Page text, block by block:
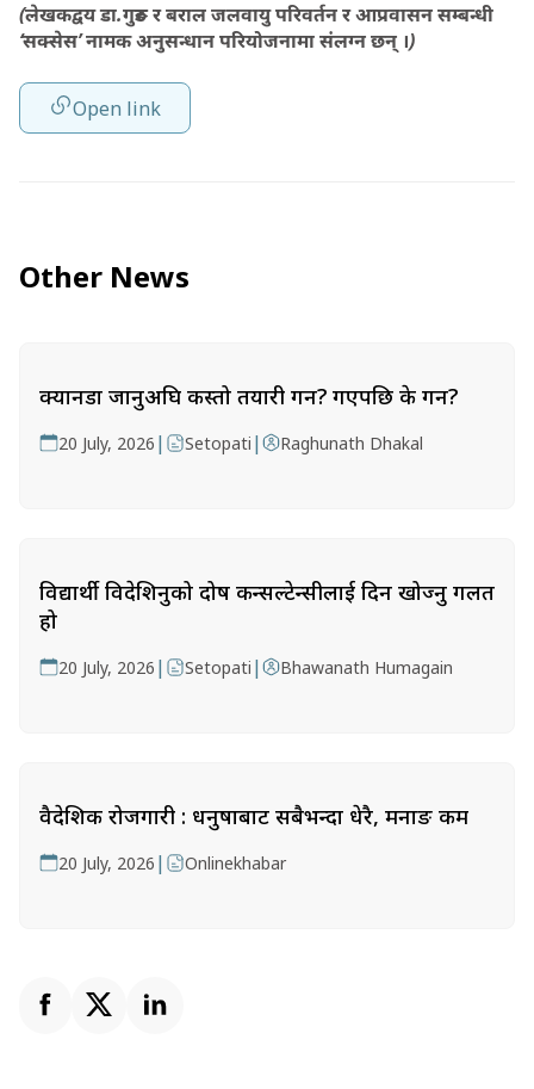
(लेखकद्वय डा.गुरुङ र बराल जलवायु परिवर्तन र आप्रवासन सम्बन्धी
‘सक्सेस’ नामक अनुसन्धान परियोजनामा संलग्न छन् ।)
Open link
Other News
क्यानडा जानुअघि कस्तो तयारी गर्ने? गएपछि के गर्ने?
20 July, 2026 | Setopati | Raghunath Dhakal
विद्यार्थी विदेशिनुको दोष कन्सल्टेन्सीलाई दिन खोज्नु गलत
हो
20 July, 2026 | Setopati | Bhawanath Humagain
वैदेशिक रोजगारी : धनुषाबाट सबैभन्दा धेरै, मनाङ कम
20 July, 2026 | Onlinekhabar